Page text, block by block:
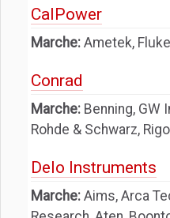
CalPower
Marche: Ametek,
Conrad
Marche: Benning, GW
Rohde & Schwarz,
Delo Instruments
Marche: Aims, Arca